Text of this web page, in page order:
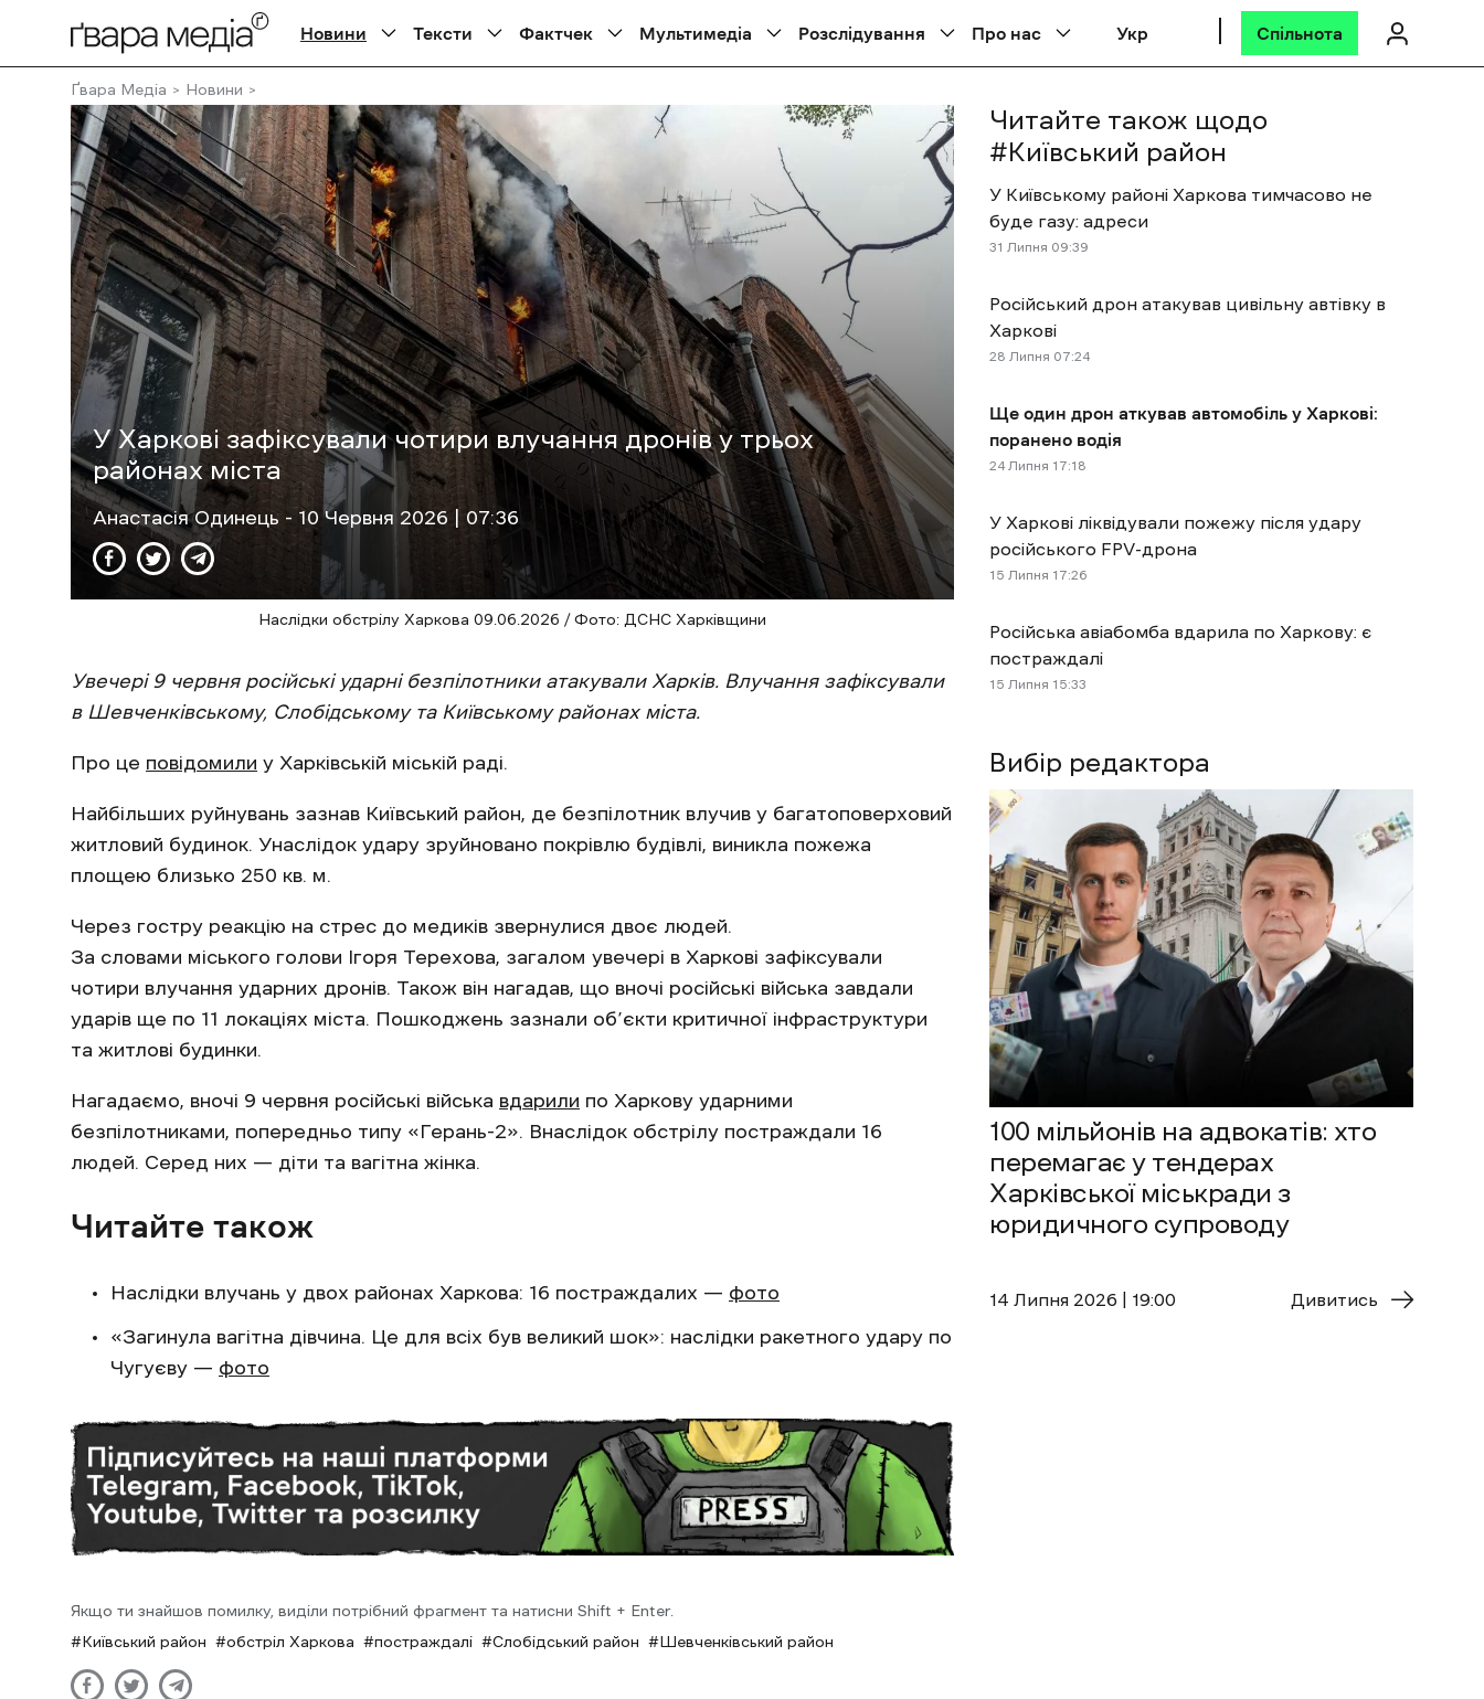
Новини Тексти Фактчек Мультимедіа Розслідування Про нас Укр Спільнота
Ґвара Медіа Новини
У Харкові зафіксували чотири влучання дронів у трьох
районах міста
Анастасія Одинець - 10 Червня 2026 | 07:36
Наслідки обстрілу Харкова 09.06.2026 / Фото: ДСНС Харківщини
Увечері 9 червня російські ударні безпілотники атакували Харків. Влучання зафіксували
в Шевченківському, Слобідському та Київському районах міста.
Про це повідомили у Харківській міській раді.
Найбільших руйнувань зазнав Київський район, де безпілотник влучив у багатоповерховий
житловий будинок. Унаслідок удару зруйновано покрівлю будівлі, виникла пожежа
площею близько 250 кв. м.
Через гостру реакцію на стрес до медиків звернулися двоє людей.
За словами міського голови Ігоря Терехова, загалом увечері в Харкові зафіксували
чотири влучання ударних дронів. Також він нагадав, що вночі російські війська завдали
ударів ще по 11 локаціях міста. Пошкоджень зазнали об’єкти критичної інфраструктури
та житлові будинки.
Нагадаємо, вночі 9 червня російські війська вдарили по Харкову ударними
безпілотниками, попередньо типу «Герань-2». Внаслідок обстрілу постраждали 16
людей. Серед них — діти та вагітна жінка.
Читайте також
Наслідки влучань у двох районах Харкова: 16 постраждалих — фото
«Загинула вагітна дівчина. Це для всіх був великий шок»: наслідки ракетного удару по
Чугуєву — фото
Якщо ти знайшов помилку, виділи потрібний фрагмент та натисни Shift + Enter.
Київський район
обстріл Харкова постраждалі Слобідський район Шевченківський район
Вибір редактора
100 мільйонів на адвокатів: хто
перемагає у тендерах
Харківської міськради з
юридичного супроводу
14 Липня 2026 | 19:00 Дивитись
Читайте також щодо
# Київський район
У Київському районі Харкова тимчасово не
буде газу: адреси
31 Липня 09:39
Російський дрон атакував цивільну автівку в
Харкові
28 Липня 07:24
Ще один дрон аткував автомобіль у Харкові:
поранено водія
24 Липня 17:18
У Харкові ліквідували пожежу після удару
російського FPV-дрона
15 Липня 17:26
Російська авіабомба вдарила по Харкову: є
постраждалі
15 Липня 15:33